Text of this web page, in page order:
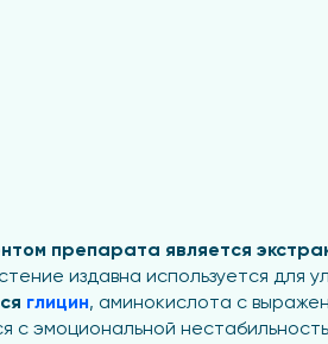
препарата является
издавна используется для
глицин, аминокислота с
с эмоциональной